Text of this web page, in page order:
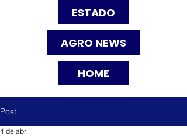
ESTADO
AGRO NEWS
HOME
Post
4 de abr.